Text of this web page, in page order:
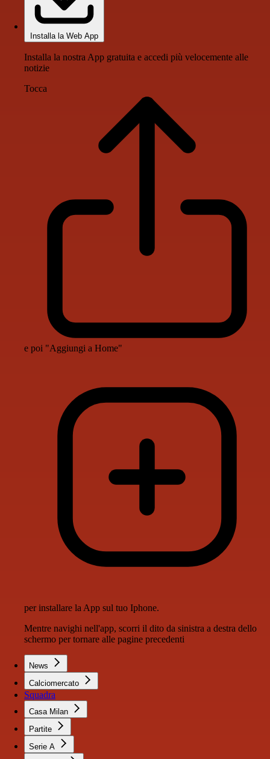
Installa la Web App
Installa la nostra App gratuita e accedi più velocemente alle
notizie
Tocca
e poi "Aggiungi a Home"
per installare la App sul tuo Iphone.
Mentre navighi nell'app, scorri il dito da sinistra a destra dello
schermo per tornare alle pagine precedenti
News
Calciomercato
Squadra
Casa Milan
Partite
Serie A